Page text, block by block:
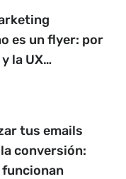
es un flyer: por
la UX
tus emails
conversión:
funcionan